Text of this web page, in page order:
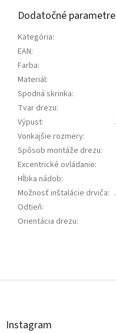
Dodatočné parametre
Kategória:
EAN:
Farba:
Materiál:
Spodná skrinka:
Tvar drezu:
Výpust:
Vonkajšie rozmery:
Spôsob montáže drezu:
Excentrické ovládanie:
Hĺbka nádob:
Možnosť inštalácie drviča:
Odtieň:
Orientácia drezu:
á
Instagram